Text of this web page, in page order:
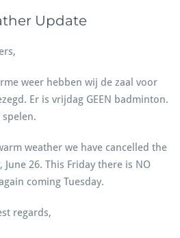
Update
weer hebben wij de zaal voor
Er is vrijdag GEEN badminton.
weather we have cancelled the
26. This Friday there is NO
coming Tuesday.
regards,